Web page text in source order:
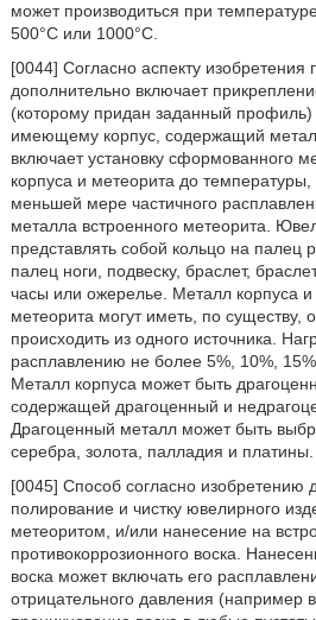
может производиться при
500°С или 1000°С.
[0044] Согласно аспекту
дополнительно включает
(которому придан заданный
имеющему корпус, содержащий
включает установку сформованного
корпуса и метеорита до
меньшей мере частичного
металла встроенного метеорита.
представлять собой кольцо на палец
палец ноги, подвеску, браслет,
часы или ожерелье. Металл корпуса и
метеорита могут иметь, по существу,
происходить из одного источника.
расплавлению не более 5%, 10%,
Металл корпуса может быть
содержащей драгоценный и
Драгоценный металл может быть
серебра, золота, палладия и платины.
[0045] Способ согласно изобретению
полирование и чистку ювелирного
метеоритом, и/или нанесение на
противокоррозионного воска.
воска может включать его
отрицательного давления (например